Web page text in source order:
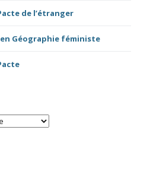
de l’étranger
Géographie féministe